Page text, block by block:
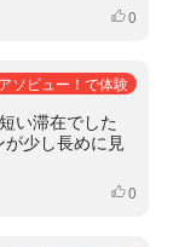
いいね
0
アソビュー！で体験
い滞在でした
少し長めに見
いいね
0